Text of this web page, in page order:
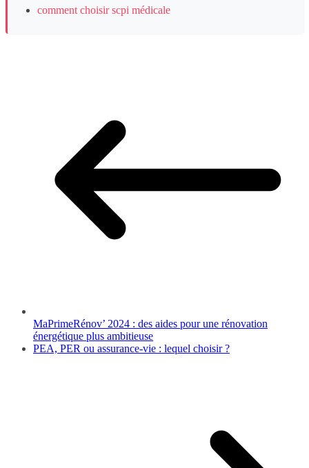
comment choisir scpi médicale
MaPrimeRénov’ 2024 : des aides pour une rénovation
énergétique plus ambitieuse
PEA, PER ou assurance-vie : lequel choisir ?